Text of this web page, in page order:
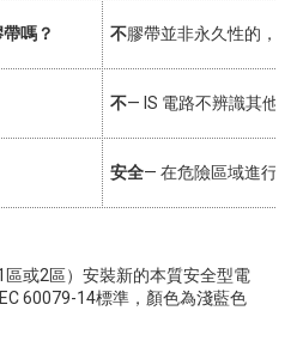
嗎？ 不膠帶並非永久性的，也
不— IS 電路不辨識其他顏
安全— 在危險區域進行即
或2區）安裝新的本質安全型電
60079-14標準，顏色為淺藍色